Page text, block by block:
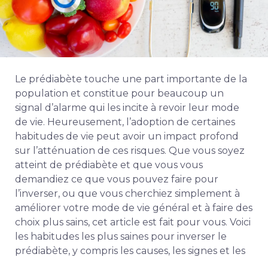
Le prédiabète touche une part importante de la
population et constitue pour beaucoup un
signal d’alarme qui les incite à revoir leur mode
de vie. Heureusement, l’adoption de certaines
habitudes de vie peut avoir un impact profond
sur l’atténuation de ces risques. Que vous soyez
atteint de prédiabète et que vous vous
demandiez ce que vous pouvez faire pour
l’inverser, ou que vous cherchiez simplement à
améliorer votre mode de vie général et à faire des
choix plus sains, cet article est fait pour vous. Voici
les habitudes les plus saines pour inverser le
prédiabète, y compris les causes, les signes et les